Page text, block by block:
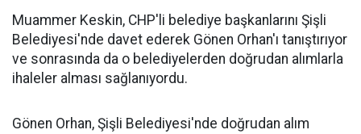
Muammer Keskin, CHP'li belediye başkanlarını Şişli
Belediyesi'nde davet ederek Gönen Orhan'ı tanıştırıyor
ve sonrasında da o belediyelerden doğrudan alımlarla
ihaleler alması sağlanıyordu.
Gönen Orhan, Şişli Belediyesi'nde doğrudan alım